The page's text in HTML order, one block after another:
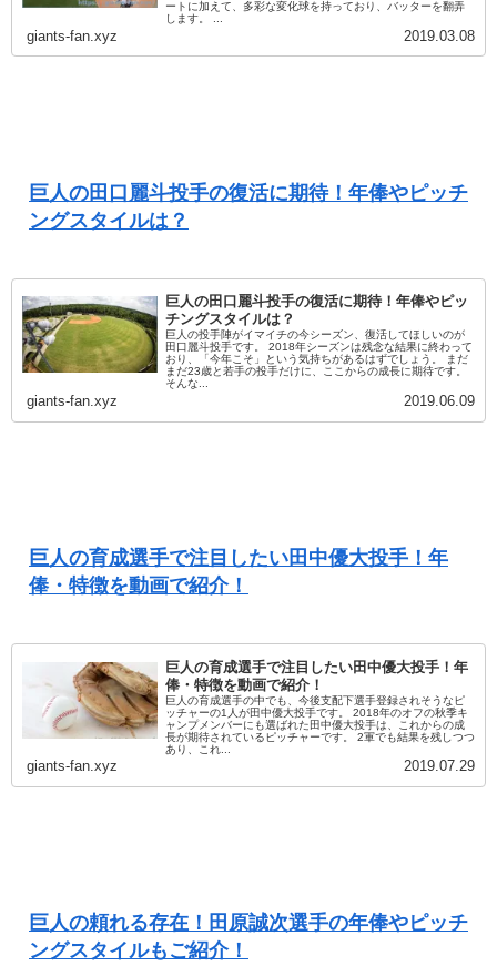
ートに加えて、多彩な変化球を持っており、バッターを翻弄
します。 ...
giants-fan.xyz 2019.03.08
巨人の田口麗斗投手の復活に期待！年俸やピッチ
ングスタイルは？
巨人の田口麗斗投手の復活に期待！年俸やピッ
チングスタイルは？
巨人の投手陣がイマイチの今シーズン、復活してほしいのが
田口麗斗投手です。 2018年シーズンは残念な結果に終わって
おり、「今年こそ」という気持ちがあるはずでしょう。 まだ
まだ23歳と若手の投手だけに、ここからの成長に期待です。
そんな...
giants-fan.xyz 2019.06.09
巨人の育成選手で注目したい田中優大投手！年
俸・特徴を動画で紹介！
巨人の育成選手で注目したい田中優大投手！年
俸・特徴を動画で紹介！
巨人の育成選手の中でも、今後支配下選手登録されそうなピ
ッチャーの1人が田中優大投手です。 2018年のオフの秋季キ
ャンプメンバーにも選ばれた田中優大投手は、これからの成
長が期待されているピッチャーです。 2軍でも結果を残しつつ
あり、これ...
giants-fan.xyz 2019.07.29
巨人の頼れる存在！田原誠次選手の年俸やピッチ
ングスタイルもご紹介！